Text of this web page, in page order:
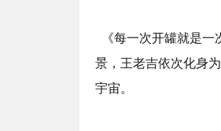
《每一次开罐就是
景，王老吉依次化身
宇宙。